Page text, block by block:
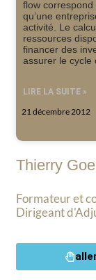
flow
qu’une
activité. Le
ressources
financer des
assurer le cycle
LIRE LA SUITE »
21 décembre 2012
Thierry
Formateur et
Dirigeant